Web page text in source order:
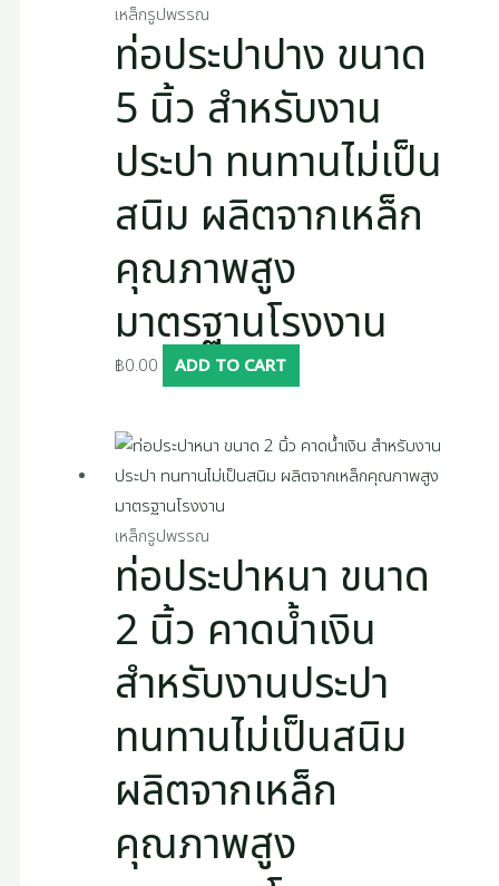
เหล็กรูปพรรณ
ท่อประปาปาง ขนาด
5 นิ้ว สำหรับงาน
ประปา ทนทานไม่เป็น
สนิม ผลิตจากเหล็ก
คุณภาพสูง
มาตรฐานโรงงาน
฿0.00 ADD TO CART
เหล็กรูปพรรณ
ท่อประปาหนา ขนาด
2 นิ้ว คาดน้ำเงิน
สำหรับงานประปา
ทนทานไม่เป็นสนิม
ผลิตจากเหล็ก
คุณภาพสูง